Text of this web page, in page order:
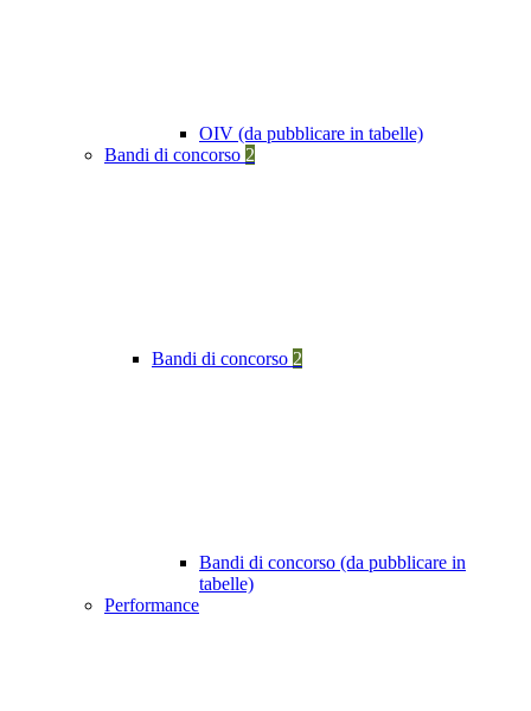
OIV (da pubblicare in tabelle)
Bandi di concorso 2
Bandi di concorso 2
Bandi di concorso (da pubblicare in
tabelle)
Performance